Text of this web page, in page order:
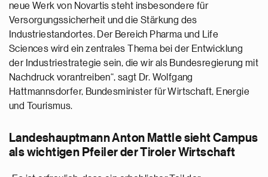
neue Werk von Novartis steht insbesondere für
Versorgungssicherheit und die Stärkung des
Industriestandortes. Der Bereich Pharma und Life
Sciences wird ein zentrales Thema bei der Entwicklung
der Industriestrategie sein, die wir als Bundesregierung mit
Nachdruck vorantreiben“, sagt Dr. Wolfgang
Hattmannsdorfer, Bundesminister für Wirtschaft, Energie
und Tourismus.
Landeshauptmann Anton Mattle sieht Campus
als wichtigen Pfeiler der Tiroler Wirtschaft